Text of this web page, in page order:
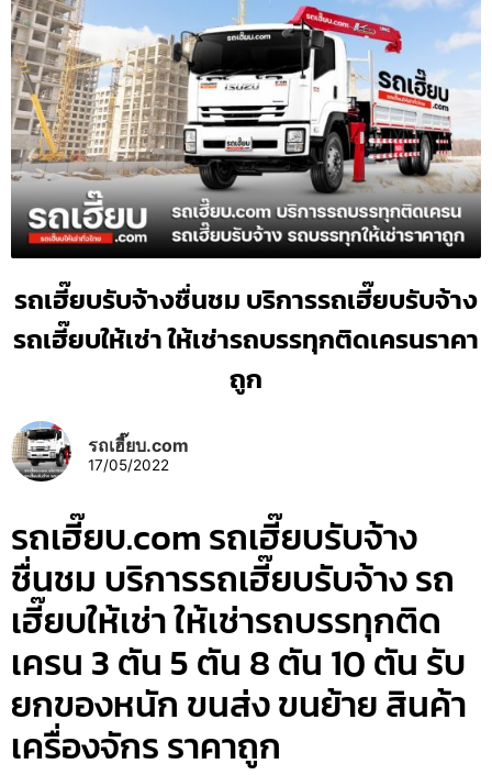
รถเฮี๊ยบรับจ้างชื่นชม บริการรถเฮี๊ยบรับจ้าง
รถเฮี๊ยบให้เช่า ให้เช่ารถบรรทุกติดเครนราคา
ถูก
รถเฮี๊ยบ.com
17/05/2022
รถเฮี๊ยบ.com รถเฮี๊ยบรับจ้าง
ชื่นชม บริการรถเฮี๊ยบรับจ้าง รถ
เฮี๊ยบให้เช่า ให้เช่ารถบรรทุกติด
เครน 3 ตัน 5 ตัน 8 ตัน 10 ตัน รับ
ยกของหนัก ขนส่ง ขนย้าย สินค้า
เครื่องจักร ราคาถูก